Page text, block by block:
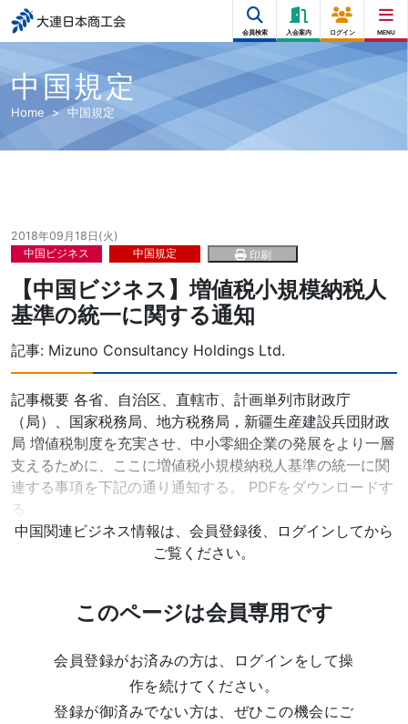
大連日本商工会
会員検索 入会案内 ログイン MENU
中国規定
Home 中国規定
2018年09月18日(火)
中国ビジネス
中国規定 印刷
【中国ビジネス】増値税小規模納税人
基準の統一に関する通知
記事: Mizuno Consultancy Holdings Ltd.
記事概要 各省、自治区、直轄市、計画単列市財政庁
（局）、国家税務局、地方税務局，新疆生産建設兵団財政
局 増値税制度を充実させ、中小零細企業の発展をより一層
支えるために、ここに増値税小規模納税人基準の統一に関
連する事項を下記の通り通知する。 PDFをダウンロードす
る
中国関連ビジネス情報は、会員登録後、ログインしてから
ご覧ください。
このページは会員専用です
会員登録がお済みの方は、ログインをして操
作を続けてください。
登録が御済みでない方は、ぜひこの機会にご